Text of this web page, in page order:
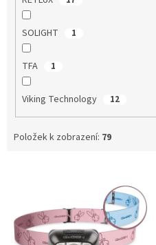
SOLIGHT 1
TFA 1
Viking Technology 12
Položek k zobrazení: 79